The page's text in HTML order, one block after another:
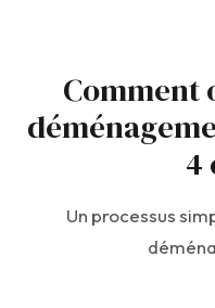
Comment
4
Un processus